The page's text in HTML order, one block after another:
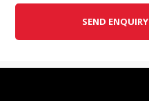
SEND ENQUIRY